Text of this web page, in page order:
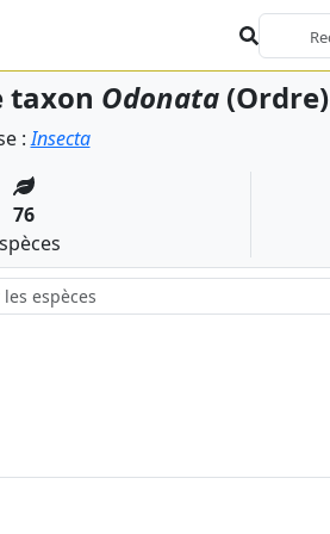
taxon Odonata (Ordre)
:Insecta
76